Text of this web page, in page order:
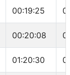
00:19:25
00:20:08
01:20:30